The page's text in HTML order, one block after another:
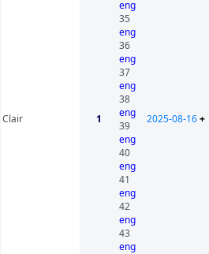
Clair 1
eng
35
eng
36
eng
37
eng
38
eng
39
eng
40
eng
41
eng
42
eng
43
eng
2025-08-16+